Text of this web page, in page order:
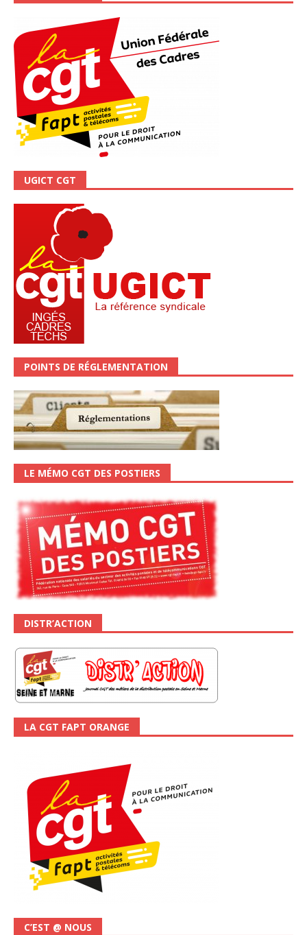
UGICT CGT
POINTS DE RÉGLEMENTATION
LE MÉMO CGT DES POSTIERS
DISTR’ACTION
LA CGT FAPT ORANGE
C’EST @ NOUS